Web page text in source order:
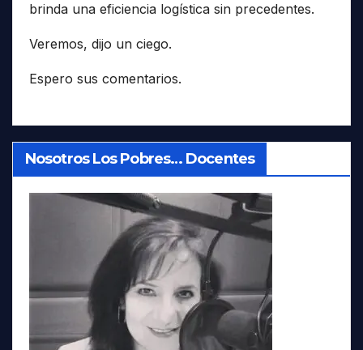
brinda una eficiencia logística sin precedentes.
Veremos, dijo un ciego.
Espero sus comentarios.
Nosotros Los Pobres… Docentes